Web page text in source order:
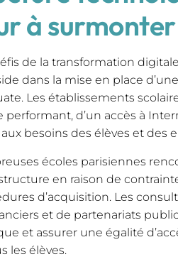
à surmonter
de la transformation
dans la mise en place
Les établissements
d’un accès à
besoins des élèves et des
écoles parisiennes
en raison de
d’acquisition. Les
et de partenariats
et assurer une égalité
les élèves.